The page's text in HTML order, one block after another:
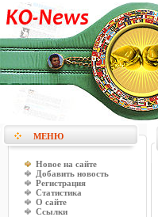
МЕНЮ
Новое на сайте
Добавить новость
Регистрация
Статистика
О сайте
Ссылки